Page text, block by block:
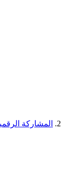
المشاركة